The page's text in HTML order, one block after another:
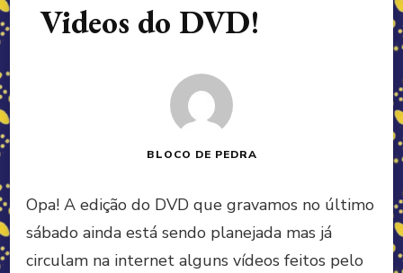
Videos do DVD!
BLOCO DE PEDRA
Opa! A edição do DVD que gravamos no último
sábado ainda está sendo planejada mas já
circulam na internet alguns vídeos feitos pelo